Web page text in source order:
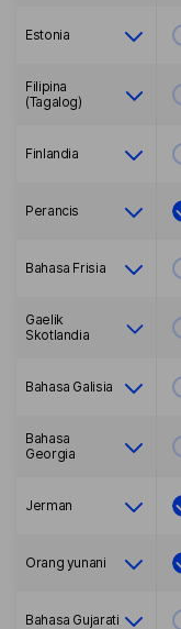
Estonia
Filipina
(Tagalog)
Finlandia
Perancis
Bahasa Frisia
Gaelik
Skotlandia
Bahasa Galisia
Bahasa
Georgia
Jerman
Orang yunani
Bahasa Gujarati